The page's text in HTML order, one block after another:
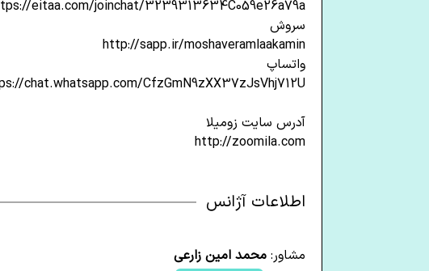
eitaa.com/joinchat/3239313634C059e26a79a
سروش
http://sapp.ir/moshaveramlaakamin
واتساپ
chat.whatsapp.com/CfzGmN9zXX37zJsVhj712U
آدرس سایت زومیلا
http://zoomila.com
اطلاعات آژانس
مشاور: محمد امین زارعی